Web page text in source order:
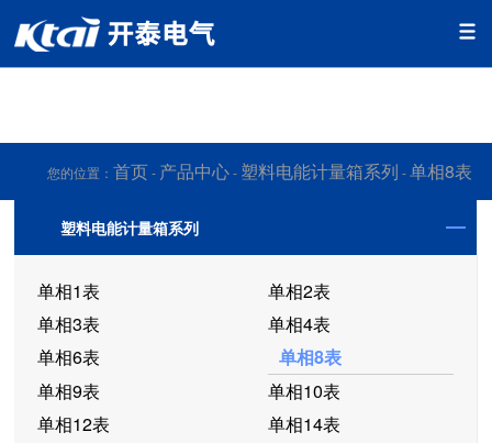
香蕉app视频免费下载,香蕉app污版下载,香蕉app污免费下载,香
蕉app官网下载网址黄
您的位置：首页- 产品中心- 塑料电能计量箱系列 -单相8表
塑料电能计量箱系列
单相1表
单相2表
单相3表
单相4表
单相6表
单相8表
单相9表
单相10表
单相12表
单相14表